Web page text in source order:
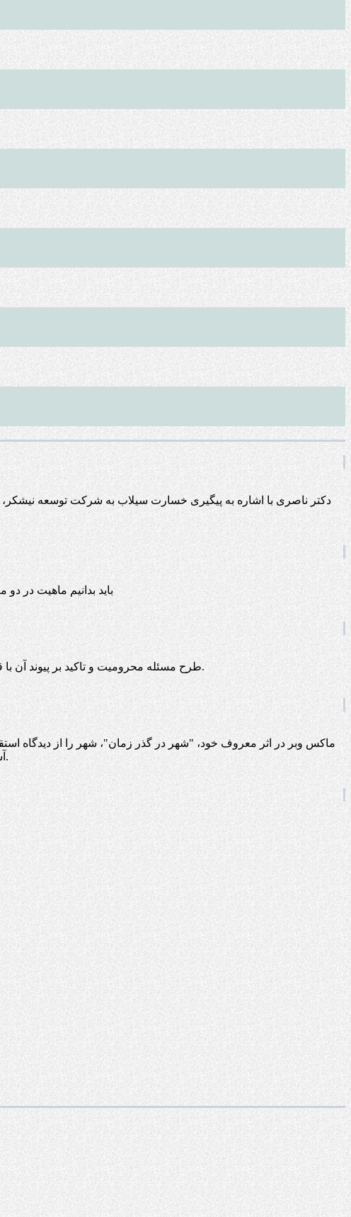
دکتر ناصری با اشاره به پیگیری خسارت سیلاب به شرکت توسعه
طرح مسئله محرومیت و تاکید بر پیوند آن با قومیت و این که گویی دست پنهانی برای نگه داشتن فلان قوم در فقر وجود دارد، می تواند زمینه ساز خشونت و نفرت در استان گردد.
ماکس وبر در اثر معروف خود، "شهر در گذر زمان"، شهر را از دیدگاه
آسیایی می‌پردازد و می‌خواهد نشان دهد که شهر غربی دارای ویژگی خاصی است که آن را از شهر در دیگر نقاط جهان متمایز می‌سازد.